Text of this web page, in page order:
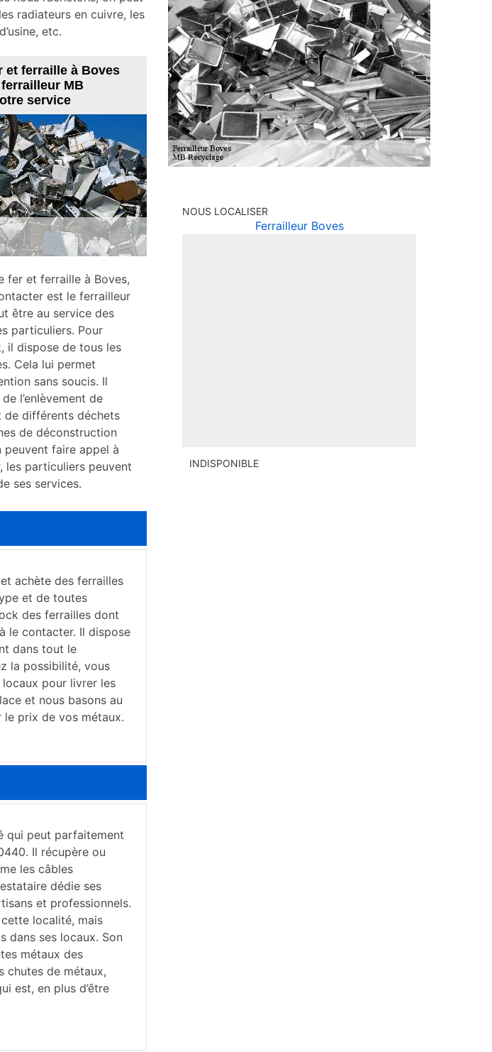
radiateurs en cuivre, les
etc.
achète des ferrailles
et de toutes
des ferrailles dont
le contacter. Il dispose
dans tout le
la possibilité, vous
pour livrer les
et nous basons au
prix de vos métaux.
qui peut parfaitement
Il récupère ou
les câbles
dédie ses
et professionnels.
localité, mais
dans ses locaux. Son
métaux des
chutes de métaux,
est, en plus d’être
et ferraille à Boves
MB
service
fer et ferraille à Boves,
est le ferrailleur
être au service des
particuliers. Pour
il dispose de tous les
Cela lui permet
sans soucis. Il
l’enlèvement de
de différents déchets
de déconstruction
faire appel à
les particuliers peuvent
ses services.
NOUS LOCALISER
Ferrailleur Boves
INDISPONIBLE